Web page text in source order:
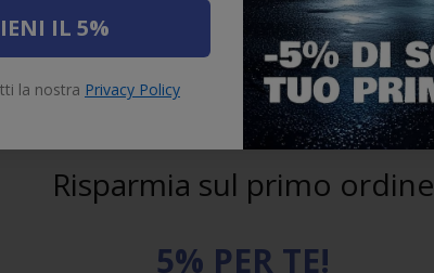
Risparmia sul primo ordine
5% PER TE!
IL 5%
la nostra Privacy Policy